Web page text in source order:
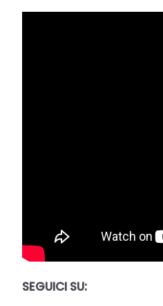
SEGUICI SU: